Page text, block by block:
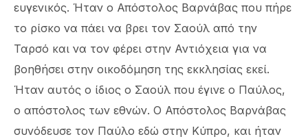
ευγενικός. Ήταν ο Απόστολος Βαρνάβας που πήρε
το ρίσκο να πάει να βρει τον Σαούλ από την
Ταρσό και να τον φέρει στην Αντιόχεια για να
βοηθήσει στην οικοδόμηση της εκκλησίας εκεί.
Ήταν αυτός ο ίδιος ο Σαούλ που έγινε ο Παύλος,
ο απόστολος των εθνών. Ο Απόστολος Βαρνάβας
συνόδευσε τον Παύλο εδώ στην Κύπρο, και ήταν